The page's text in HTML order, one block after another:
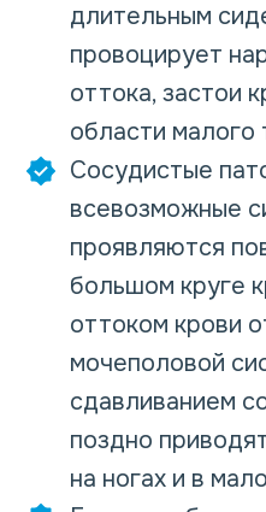
длительным
провоцирует
оттока, застои
области малого
Сосудистые
всевозможные
проявляются
большом круге
оттоком крови
мочеполовой
сдавливанием
поздно
на ногах и в